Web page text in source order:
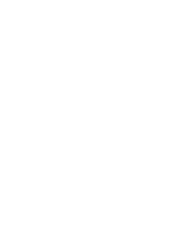
interiérem a fénem.